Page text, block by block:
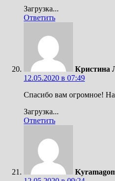
Загрузка...
Ответить
Кристина
12.05.2020 в 07:49
Спасибо вам огромное!
Загрузка...
Ответить